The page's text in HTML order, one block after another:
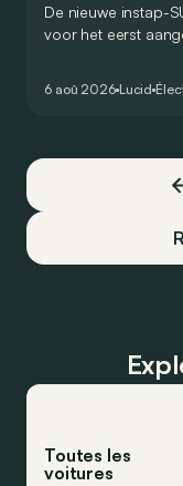
De nieuwe instap-
voor het eerst
het gamma van de
constructeur
6 aoû 2026 Lucid
Toutes les
voitures